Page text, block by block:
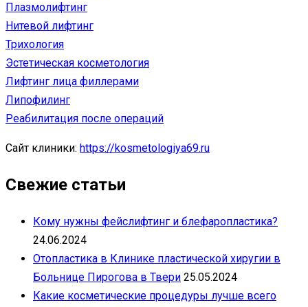
Плазмолифтинг
Нитевой лифтинг
Трихология
Эстетическая косметология
Лифтинг лица филлерами
Липофилинг
Реабилитация после операций
Сайт клиники: https://kosmetologiya69.ru
Свежие статьи
Кому нужны фейслифтинг и блефаропластика?
24.06.2024
Отопластика в Клинике пластической хиругии в
Больнице Пирогова в Твери 25.05.2024
Какие косметические процедуры лучше всего